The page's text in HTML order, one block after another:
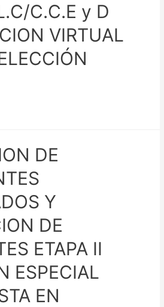
C.C.E y D
VIRTUAL
DE
Y
DE
ETAPA II
ESPECIAL
EN